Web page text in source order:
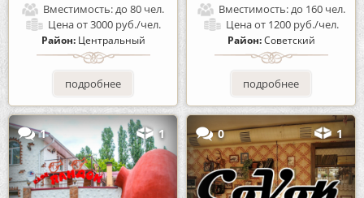
Вместимость:до 80 чел.
Ценаот 3000 руб./чел.
Район: Центральный
подробнее
Вместимость:до 160 чел.
Ценаот 1200 руб./чел.
Район:Советский
подробнее
1 1 0 1